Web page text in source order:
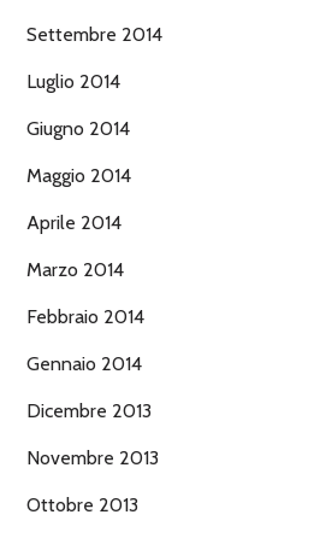
Settembre 2014
Luglio 2014
Giugno 2014
Maggio 2014
Aprile 2014
Marzo 2014
Febbraio 2014
Gennaio 2014
Dicembre 2013
Novembre 2013
Ottobre 2013